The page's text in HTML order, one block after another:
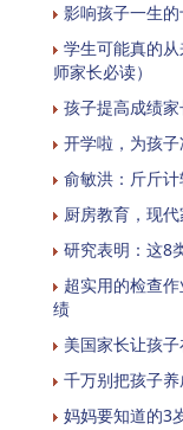
影响孩子一生
学生可能真的
师家长必读）
孩子提高成绩
开学啦，为孩
俞敏洪：斤斤
厨房教育，现
研究表明：这8
超实用的检查
绩
美国家长让孩
千万别把孩子养
妈妈要知道的3